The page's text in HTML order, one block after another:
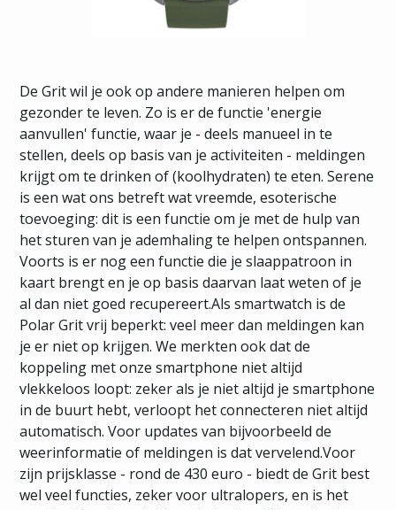
De Grit wil je ook op andere manieren helpen om
gezonder te leven. Zo is er de functie 'energie
aanvullen' functie, waar je - deels manueel in te
stellen, deels op basis van je activiteiten - meldingen
krijgt om te drinken of (koolhydraten) te eten. Serene
is een wat ons betreft wat vreemde, esoterische
toevoeging: dit is een functie om je met de hulp van
het sturen van je ademhaling te helpen ontspannen.
Voorts is er nog een functie die je slaappatroon in
kaart brengt en je op basis daarvan laat weten of je
al dan niet goed recupereert.Als smartwatch is de
Polar Grit vrij beperkt: veel meer dan meldingen kan
je er niet op krijgen. We merkten ook dat de
koppeling met onze smartphone niet altijd
vlekkeloos loopt: zeker als je niet altijd je smartphone
in de buurt hebt, verloopt het connecteren niet altijd
automatisch. Voor updates van bijvoorbeeld de
weerinformatie of meldingen is dat vervelend.Voor
zijn prijsklasse - rond de 430 euro - biedt de Grit best
wel veel functies, zeker voor ultralopers, en is het